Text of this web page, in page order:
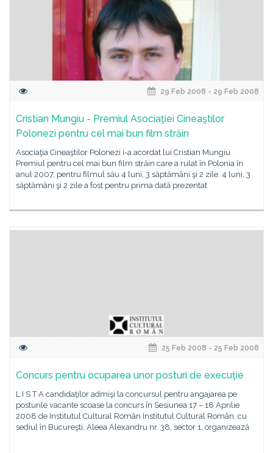
29 Feb 2008 - 29 Feb 2008
Cristian Mungiu - Premiul Asociaţiei Cineaştilor
Polonezi pentru cel mai bun film străin
Asociaţia Cineaştilor Polonezi i-a acordat lui Cristian Mungiu
Premiul pentru cel mai bun film străin care a rulat în Polonia în
anul 2007, pentru filmul său 4 luni, 3 săptămâni şi 2 zile. 4 luni, 3
săptămâni şi 2 zile a fost pentru prima dată prezentat
25 Feb 2008 - 25 Feb 2008
Concurs pentru ocuparea unor posturi de execuţie
L I S T A candidaţilor admişi la concursul pentru angajarea pe
posturile vacante scoase la concurs în Sesiunea 17 – 18 Aprilie
2008 de Institutul Cultural Român Institutul Cultural Român, cu
sediul în Bucureşti, Aleea Alexandru nr. 38, sector 1, organizează